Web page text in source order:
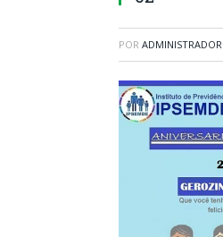
POR ADMINISTRADOR